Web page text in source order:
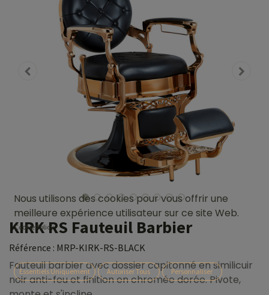
KIRK RS Fauteuil Barbier
Référence : MRP-KIRK-RS-BLACK
Fauteuil barbier avec dossier capitonné en similicuir
noir anti-feu et finition en chromée dorée. Pivote,
Nous utilisons des cookies pour vous offrir une
meilleure expérience utilisateur sur ce site Web.
Cookie Policy
Essentiels Uniquement Autoriser Tous Personnaliser